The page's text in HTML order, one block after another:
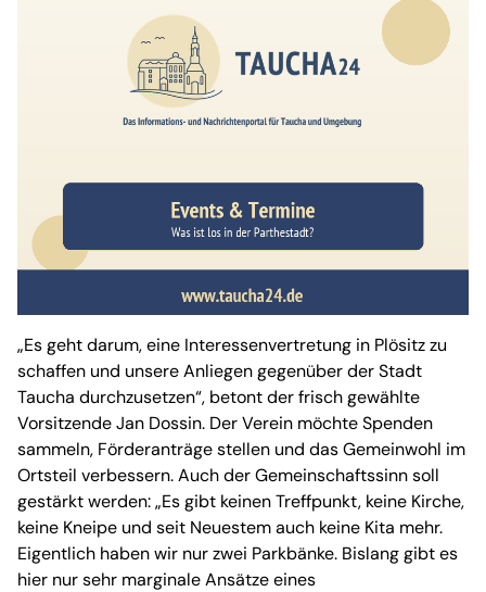
„Es geht darum, eine Interessenvertretung in Plösitz zu
schaffen und unsere Anliegen gegenüber der Stadt
Taucha durchzusetzen“, betont der frisch gewählte
Vorsitzende Jan Dossin. Der Verein möchte Spenden
sammeln, Förderanträge stellen und das Gemeinwohl im
Ortsteil verbessern. Auch der Gemeinschaftssinn soll
gestärkt werden: „Es gibt keinen Treffpunkt, keine Kirche,
keine Kneipe und seit Neuestem auch keine Kita mehr.
Eigentlich haben wir nur zwei Parkbänke. Bislang gibt es
hier nur sehr marginale Ansätze eines